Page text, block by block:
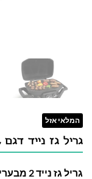
המלאי אזל
גריל גז נייד דגם PRO285 IL (ראש)
גריל גז נייד 2 מבערים איכותי